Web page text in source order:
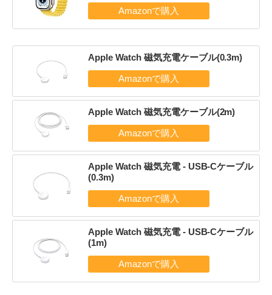
Apple Watch 磁気充電ケーブル(0.3m)
Apple Watch 磁気充電ケーブル(2m)
Apple Watch 磁気充電 - USB-Cケーブル
(0.3m)
Apple Watch 磁気充電 - USB-Cケーブル
(1m)